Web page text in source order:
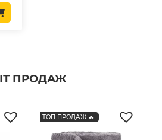
ПРОДАЖ
ТОП ПРОДАЖ 🔥